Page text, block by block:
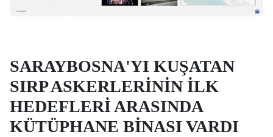
SARAYBOSNA'YI KUŞATAN
SIRP ASKERLERİNİN İLK
HEDEFLERİ ARASINDA
KÜTÜPHANE BİNASI VARDI